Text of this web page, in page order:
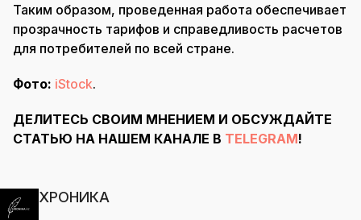
Таким образом, проведенная работа обеспечивает
прозрачность тарифов и справедливость расчетов
для потребителей по всей стране.
Фото: iStock.
ДЕЛИТЕСЬ СВОИМ МНЕНИЕМ И ОБСУЖДАЙТЕ
СТАТЬЮ НА НАШЕМ КАНАЛЕ В TELEGRAM!
ХРОНИКА